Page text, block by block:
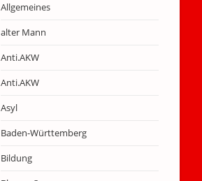
Allgemeines
alter Mann
Anti.AKW
Anti.AKW
Asyl
Baden-Württemberg
Bildung